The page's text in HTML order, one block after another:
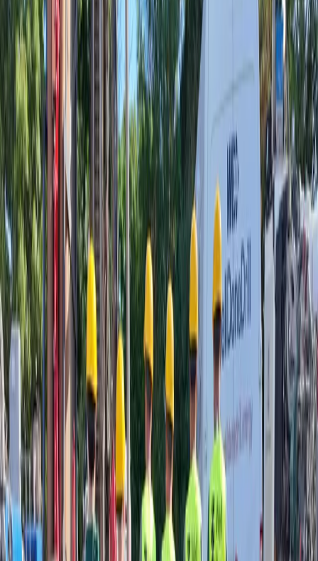
Reduzieren Sie Ihren CO₂-Fußabdruck
Geothermie ist eine lokale, erneuerbare und diskrete Lösung. Sie
ermöglicht eine starke Reduzierung der Heizungsemissionen und
hilft, fossile Brennstoffe schrittweise zu verlassen.
Reduzieren Sie Ihren CO₂-Fußabdruck
Geothermie ist eine lokale, erneuerbare und diskrete Lösung. Sie
ermöglicht eine starke Reduzierung der Heizungsemissionen und
hilft, fossile Brennstoffe schrittweise zu verlassen.
Verbessern Sie Ihren Komfort
Stabile Temperatur dank Heizung und Kühlung, unsichtbare
Oberflächenlösung und dauerhafte Leistung: Geothermie verbessert
den Komfort Sommer wie Winter.
Verbessern Sie Ihren Komfort
Stabile Temperatur dank Heizung und Kühlung, unsichtbare
Oberflächenlösung und dauerhafte Leistung: Geothermie verbessert
den Komfort Sommer wie Winter.